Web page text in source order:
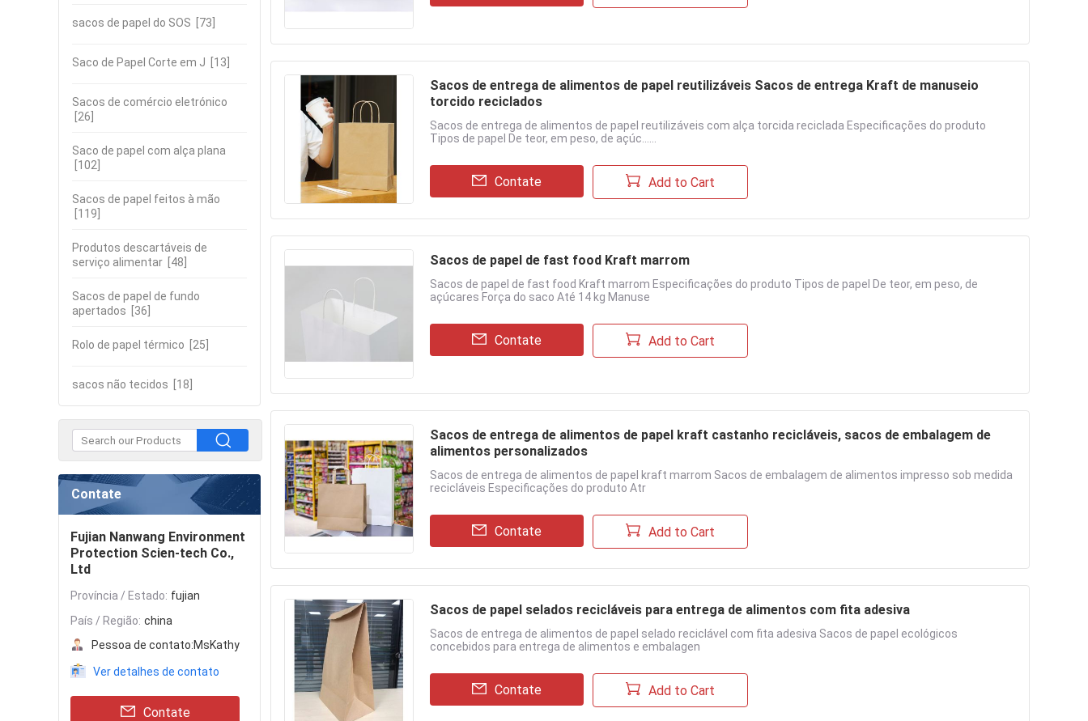
sacos de papel do SOS [73]
Saco de Papel Corte em J [13]
Sacos de comércio eletrónico
[26]
Saco de papel com alça plana
[102]
Sacos de papel feitos à mão
[119]
Produtos descartáveis de
serviço alimentar [48]
Sacos de papel de fundo
apertados [36]
Rolo de papel térmico [25]
sacos não tecidos [18]
Contate
Fujian Nanwang Environment
Protection Scien-tech Co.,
Ltd
Província / Estado: fujian
País / Região: china
Pessoa de contato:MsKathy
Ver detalhes de contato
Contate
Sacos de entrega de alimentos de papel reutilizáveis Sacos de entrega Kraft de manuseio
torcido reciclados
Sacos de entrega de alimentos de papel reutilizáveis com alça torcida reciclada Especificações do produto
Tipos de papel De teor, em peso, de açúc......
Contate Add to Cart
Sacos de papel de fast food Kraft marrom
Sacos de papel de fast food Kraft marrom Especificações do produto Tipos de papel De teor, em peso, de
açúcares Força do saco Até 14 kg Manuse
Contate Add to Cart
Sacos de entrega de alimentos de papel kraft castanho recicláveis, sacos de embalagem de
alimentos personalizados
Sacos de entrega de alimentos de papel kraft marrom Sacos de embalagem de alimentos impresso sob medida
recicláveis Especificações do produto Atr
Contate Add to Cart
Sacos de papel selados recicláveis para entrega de alimentos com fita adesiva
Sacos de entrega de alimentos de papel selado reciclável com fita adesiva Sacos de papel ecológicos
concebidos para entrega de alimentos e embalagen
Contate Add to Cart